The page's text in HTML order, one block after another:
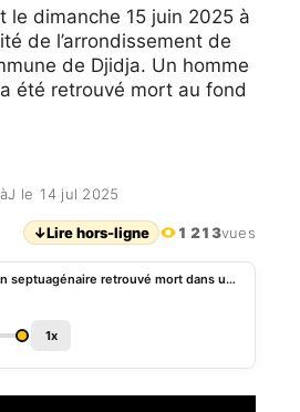
le dimanche 15 juin 2025 à
de l’arrondissement de
de Djidja. Un homme
été retrouvé mort au fond
le 14 jul 2025
↓Lire hors-ligne 1 213vues
Djidja: un septuagénaire retrouvé mort dans une citerne à Adamè Houèglo
1x